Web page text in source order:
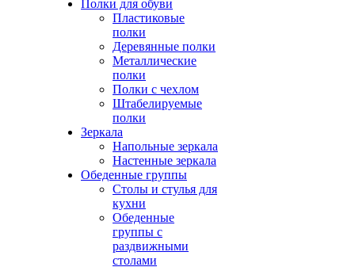
Полки для обуви
Пластиковые
полки
Деревянные полки
Металлические
полки
Полки с чехлом
Штабелируемые
полки
Зеркала
Напольные зеркала
Настенные зеркала
Обеденные группы
Столы и стулья для
кухни
Обеденные
группы с
раздвижными
столами